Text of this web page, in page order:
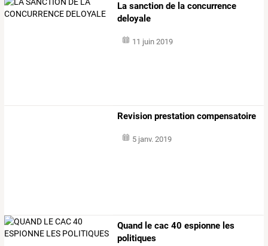
La sanction de la concurrence
deloyale
11 juin 2019
Revision prestation compensatoire
5 janv. 2019
Quand le cac 40 espionne les
politiques